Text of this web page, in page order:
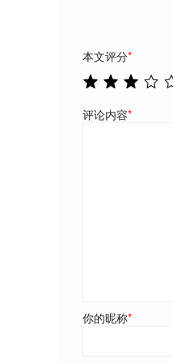
本文评分*
评论内容*
你的昵称*